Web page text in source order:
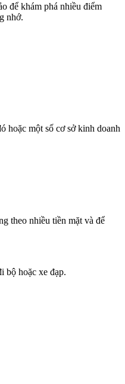
để khám phá nhiều điểm
nhớ.
hoặc một số cơ sở kinh doanh
theo nhiều tiền mặt và để
bộ hoặc xe đạp.